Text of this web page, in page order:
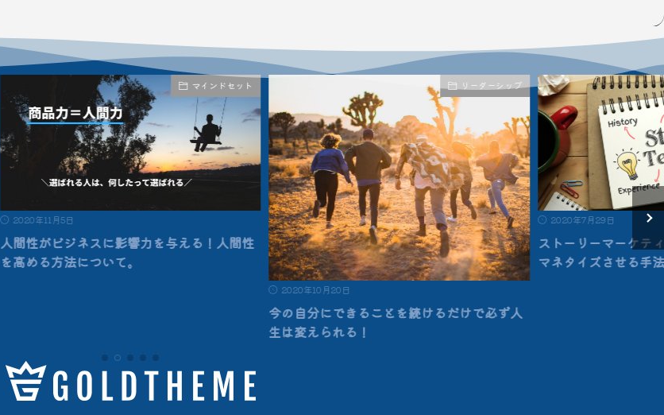
マインドセット
2020年11月5日
人間性がビジネスに影響力を与える！人間性
を高める方法について。
リーダーシップ
2020年10月20日
今の自分にできることを続けるだけで必ず人
生は変えられる！
2020年7月29日
ストーリーマーケテ
マネタイズさせる手法